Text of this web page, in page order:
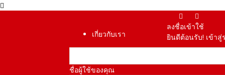
เกี่ยวกับเรา
ลงชื่อเข้าใช้
ยินดีต้อนรับ! เข้า
ชื่อผู้ใช้ของคุณ